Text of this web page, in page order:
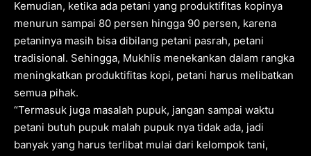
Kemudian, ketika ada petani yang produktifitas kopinya
menurun sampai 80 persen hingga 90 persen, karena
petaninya masih bisa dibilang petani pasrah, petani
tradisional. Sehingga, Mukhlis menekankan dalam rangka
meningkatkan produktifitas kopi, petani harus melibatkan
semua pihak.
“Termasuk juga masalah pupuk, jangan sampai waktu
petani butuh pupuk malah pupuk nya tidak ada, jadi
banyak yang harus terlibat mulai dari kelompok tani,